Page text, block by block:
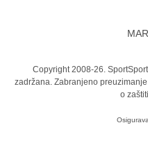
Copyright 2008-26.
zadržana. Zabranjeno
o
Osigurava